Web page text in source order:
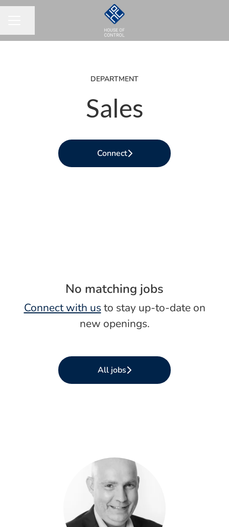
DEPARTMENT
Sales
Connect
No matching jobs
Connect with us to stay up-to-date on
new openings.
All jobs